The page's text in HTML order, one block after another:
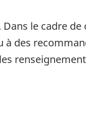
le cadre
des